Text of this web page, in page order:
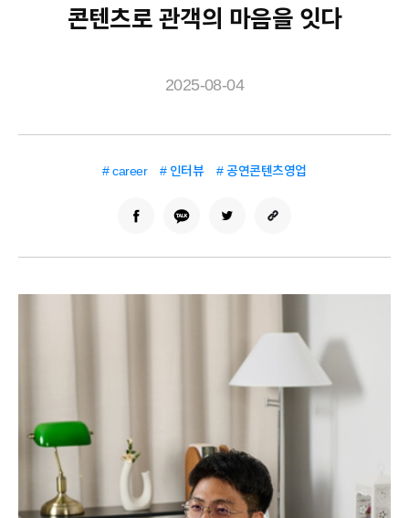
콘텐츠로 관객의 마음을 잇다
2025-08-04
# career # 인터뷰 # 공연콘텐츠영업